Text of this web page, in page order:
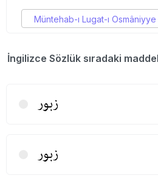
Müntehab-ı Lugat-ı Osmâniyye
İngilizce Sözlük sıradaki
زبور
زبور